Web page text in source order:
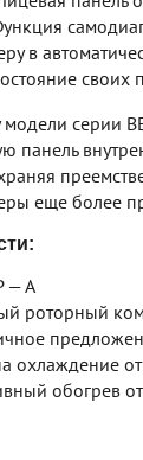
в
своих
серии
панель
еще более
— A
роторный
охлаждение
обогрев